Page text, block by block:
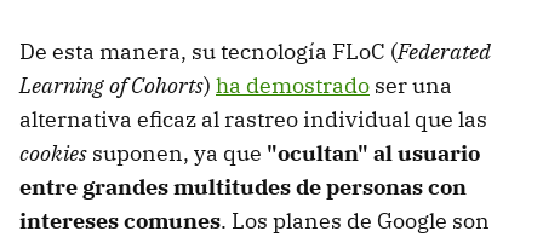
De esta manera, su tecnología FLoC (Federated
Learning of Cohorts) ha demostrado ser una
alternativa eficaz al rastreo individual que las
cookies suponen, ya que "ocultan" al usuario
entre grandes multitudes de personas con
intereses comunes. Los planes de Google son